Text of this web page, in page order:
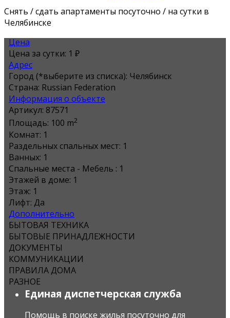
Снять / сдать апартаменты посуточно / на сутки в
Челябинске
Цена
Цена за сутки: 1 ₽
Адрес
Город (*выберите из списка): Челябинск
Страна: Russian Federation
Информация о объекте
Артикул: 87571
Площадь: 100 m2
Комнат: 1
Раздельных спальных мест: 1
Ванных: 1
Спальные места - Мебель : 1
Этажей в доме: 1
Этаж: 1
Лифт: Да
Дополнительно
БЫТОВАЯ ТЕХНИКА
БЫТОВЫЕ ПРИНАДЛЕЖНОСТИ
ДОКУМЕНТЫ
КОММУНИКАЦИИ
ПРАВИЛА ДОМА
РАЗНОЕ
Единая диспетчерская служба
Помощь в поиске жилья посуточно для